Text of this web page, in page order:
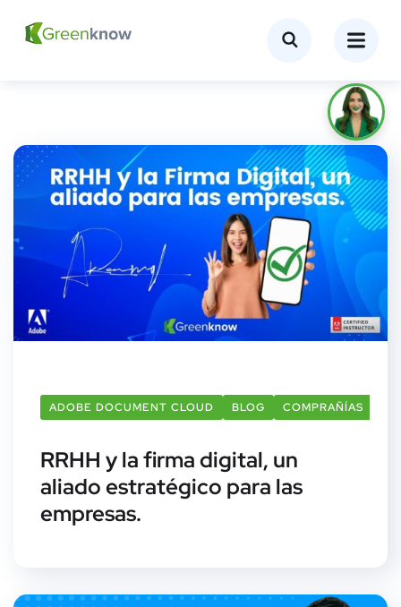
ADOBE DOCUMENT CLOUD BLOG COMPRAÑÍAS
RRHH y la firma digital, un
aliado estratégico para las
empresas.